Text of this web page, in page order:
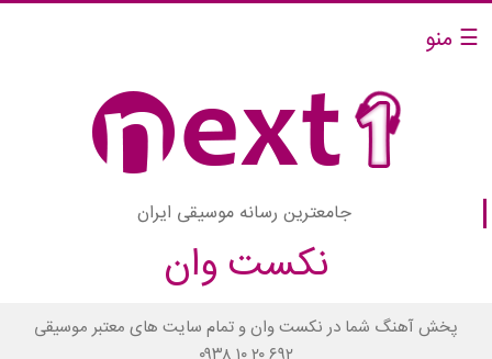
☰ منو
جامعترین رسانه موسیقی ایران
نکست وان
پخش آهنگ شما در نکست وان و تمام سایت های معتبر موسیقی